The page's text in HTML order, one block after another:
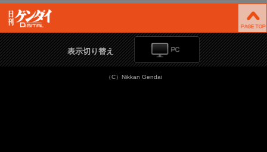
表示切り替え
（C）Nikkan Gendai